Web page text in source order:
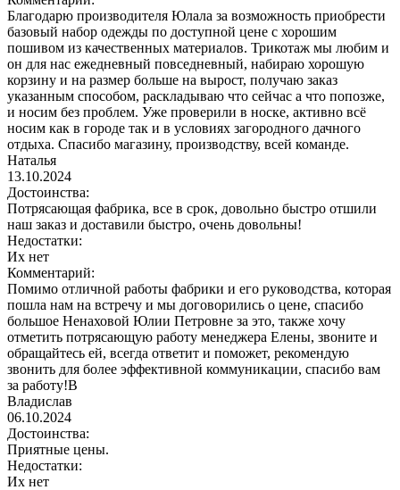
Благодарю производителя Юлала за возможность приобрести
базовый набор одежды по доступной цене с хорошим
пошивом из качественных материалов. Трикотаж мы любим и
он для нас ежедневный повседневный, набираю хорошую
корзину и на размер больше на вырост, получаю заказ
указанным способом, раскладываю что сейчас а что попозже,
и носим без проблем. Уже проверили в носке, активно всё
носим как в городе так и в условиях загородного дачного
отдыха. Спасибо магазину, производству, всей команде.
Наталья
13.10.2024
Достоинства:
Потрясающая фабрика, все в срок, довольно быстро отшили
наш заказ и доставили быстро, очень довольны!
Недостатки:
Их нет
Комментарий:
Помимо отличной работы фабрики и его руководства, которая
пошла нам на встречу и мы договорились о цене, спасибо
большое Ненаховой Юлии Петровне за это, также хочу
отметить потрясающую работу менеджера Елены, звоните и
обращайтесь ей, всегда ответит и поможет, рекомендую
звонить для более эффективной коммуникации, спасибо вам
за работу!В
Владислав
06.10.2024
Достоинства:
Приятные цены.
Недостатки:
Их нет